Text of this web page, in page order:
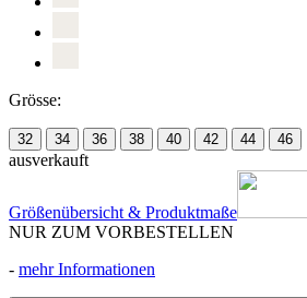
Grösse:
32 34 36 38 40 42 44 46
ausverkauft
Größenübersicht & Produktmaße
NUR ZUM VORBESTELLEN
- mehr Informationen